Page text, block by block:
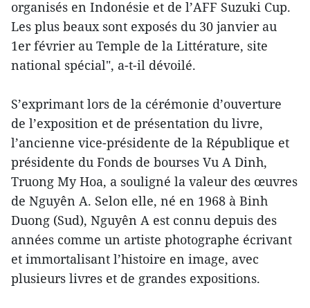
organisés en Indonésie et de l’AFF Suzuki Cup.
Les plus beaux sont exposés du 30 janvier au
1er février au Temple de la Littérature, site
national spécial", a-t-il dévoilé.
S’exprimant lors de la cérémonie d’ouverture
de l’exposition et de présentation du livre,
l’ancienne vice-présidente de la République et
présidente du Fonds de bourses Vu A Dinh,
Truong My Hoa, a souligné la valeur des œuvres
de Nguyên A. Selon elle, né en 1968 à Binh
Duong (Sud), Nguyên A est connu depuis des
années comme un artiste photographe écrivant
et immortalisant l’histoire en image, avec
plusieurs livres et de grandes expositions.